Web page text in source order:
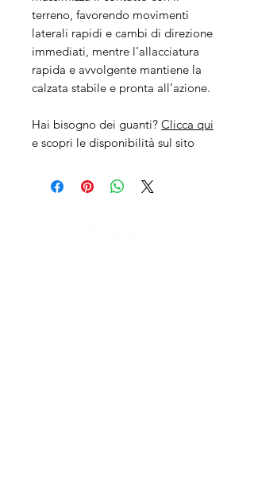
terreno, favorendo movimenti
laterali rapidi e cambi di direzione
immediati, mentre l’allacciatura
rapida e avvolgente mantiene la
calzata stabile e pronta all’azione.
Hai bisogno dei guanti? Clicca qui
e scopri le disponibilità sul sito